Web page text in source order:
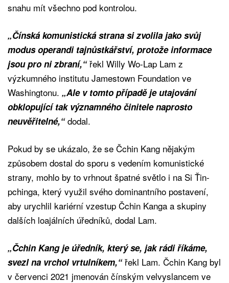
snahu mít všechno pod kontrolou.
„Čínská komunistická strana si zvolila jako svůj
modus operandi tajnůstkářství, protože informace
jsou pro ni zbraní,“řekl Willy Wo-Lap Lam z
výzkumného institutu Jamestown Foundation ve
Washingtonu. „Ale v tomto případě je utajování
obklopující tak významného činitele naprosto
neuvěřitelné,“dodal.
Pokud by se ukázalo, že se Čchin Kang nějakým
způsobem dostal do sporu s vedením komunistické
strany, mohlo by to vrhnout špatné světlo i na Si Ťin-
pchinga, který využil svého dominantního postavení,
aby urychlil kariérní vzestup Čchin Kanga a skupiny
dalších loajálních úředníků, dodal Lam.
„Čchin Kang je úředník, který se, jak rádi říkáme,
svezl na vrchol vrtulníkem,“řekl Lam. Čchin Kang byl
v červenci 2021 jmenován čínským velvyslancem ve